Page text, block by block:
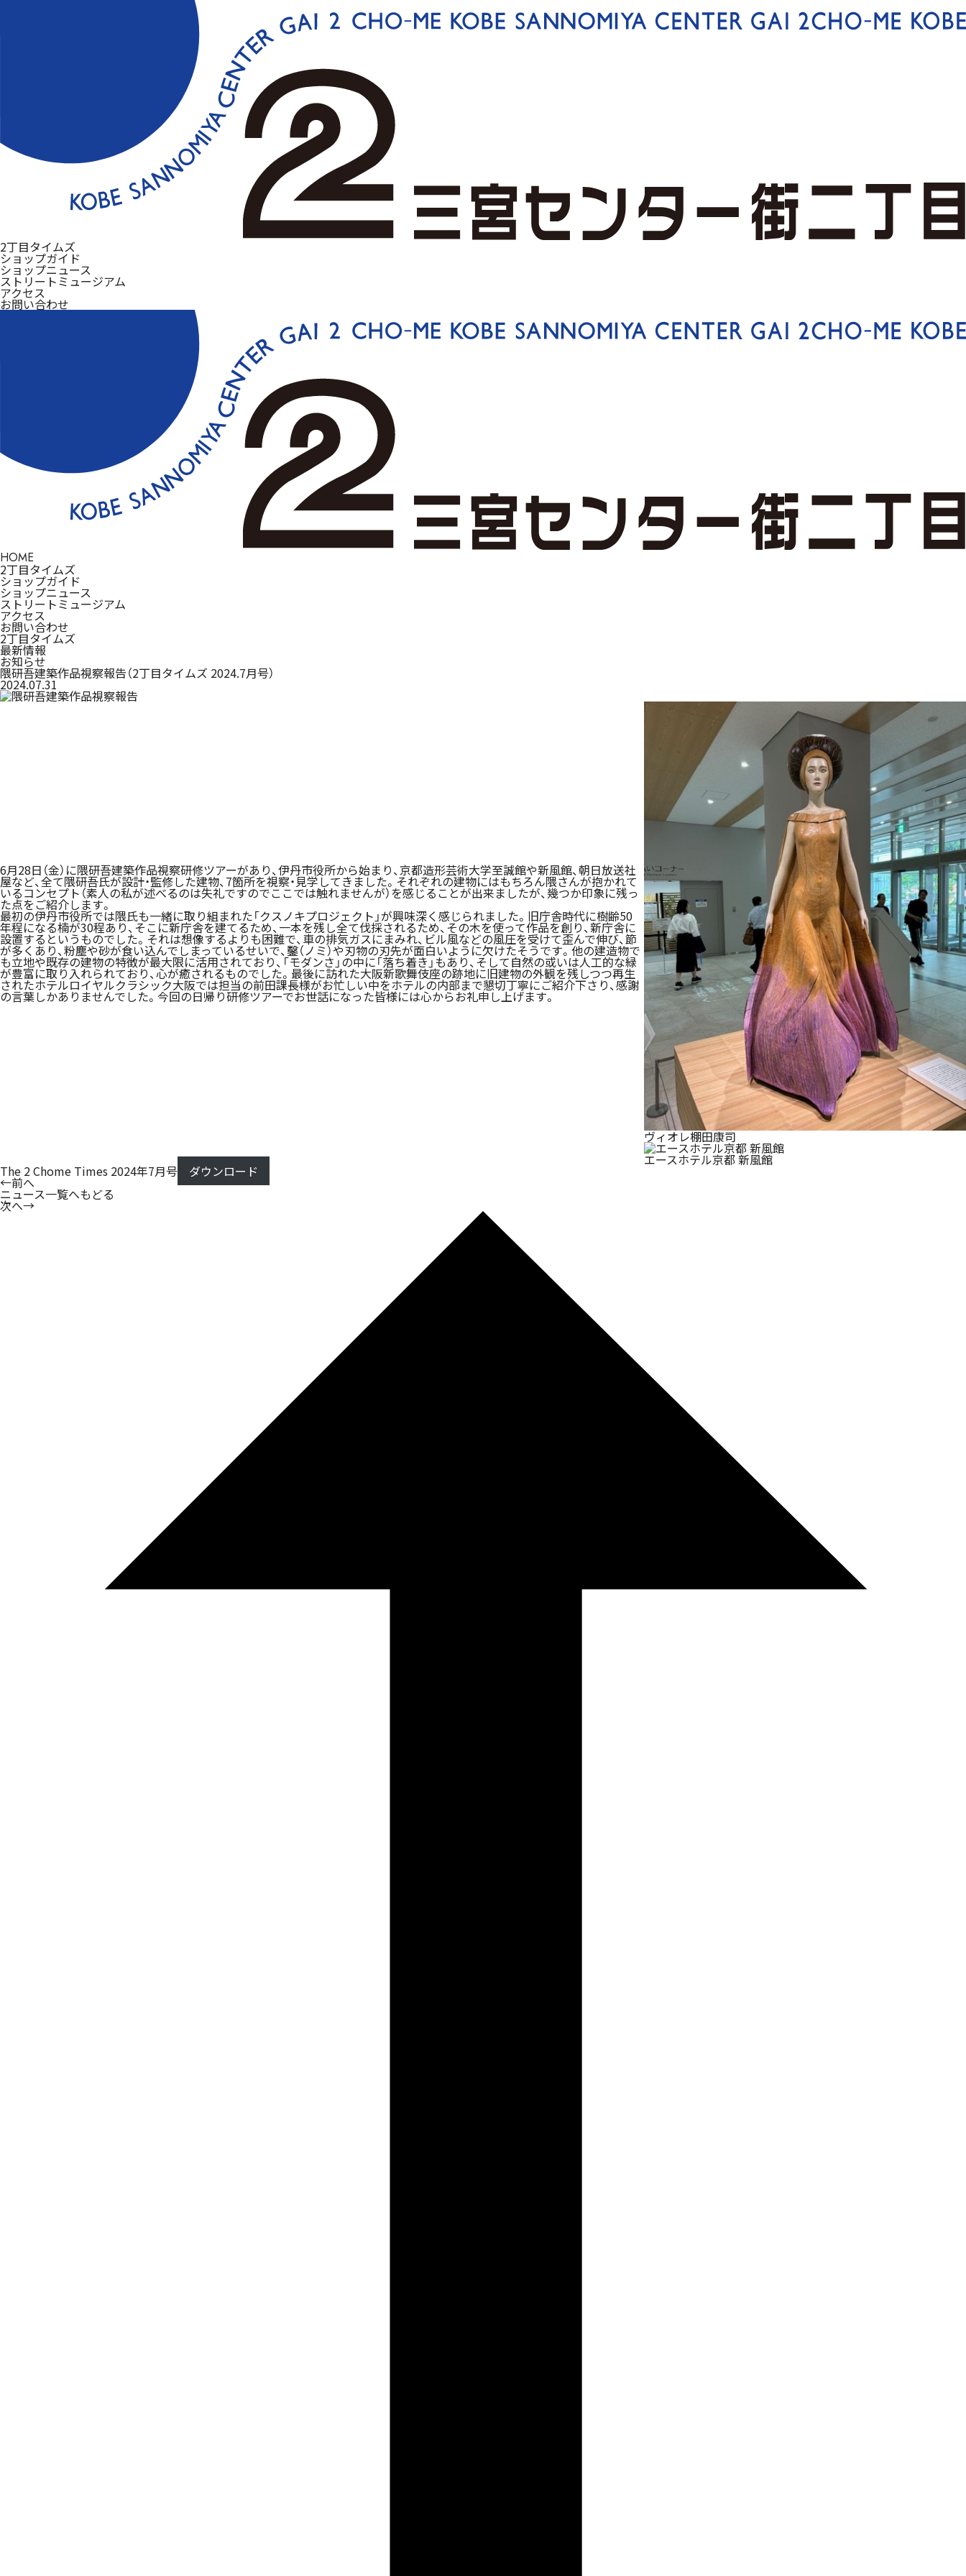
2丁目タイムズ
ショップガイド
ショップニュース
ストリートミュージアム
アクセス
お問い合わせ
HOME
2丁目タイムズ
ショップガイド
ショップニュース
ストリートミュージアム
アクセス
お問い合わせ
2丁目タイムズ
最新情報
お知らせ
隈研吾建築作品視察報告（2丁目タイムズ 2024.7月号）
2024.07.31
6月28日（金）に隈研吾建築作品視察研修ツアーがあり、伊丹市役所から始まり、京都造形芸術大学至誠館や新風館、朝日放送社
屋など、全て隈研吾氏が設計・監修した建物、7箇所を視察・見学してきました。それぞれの建物にはもちろん隈さんが抱かれて
いるコンセプト（素人の私が述べるのは失礼ですのでここでは触れませんが）を感じることが出来ましたが、幾つか印象に残っ
た点をご紹介します。
最初の伊丹市役所では隈氏も一緒に取り組まれた「クスノキプロジェクト」が興味深く感じられました。旧庁舎時代に樹齢50
年程になる楠が30程あり、そこに新庁舎を建てるため、一本を残し全て伐採されるため、その木を使って作品を創り、新庁舎に
設置するというものでした。それは想像するよりも困難で、車の排気ガスにまみれ、ビル風などの風圧を受けて歪んで伸び、節
が多くあり、粉塵や砂が食い込んでしまっているせいで、鑿（ノミ）や刃物の刃先が面白いように欠けたそうです。他の建造物で
も立地や既存の建物の特徴が最大限に活用されており、「モダンさ」の中に「落ち着き」もあり、そして自然の或いは人工的な緑
が豊富に取り入れられており、心が癒されるものでした。最後に訪れた大阪新歌舞伎座の跡地に旧建物の外観を残しつつ再生
されたホテルロイヤルクラシック大阪では担当の前田課長様がお忙しい中をホテルの内部まで懇切丁寧にご紹介下さり、感謝
の言葉しかありませんでした。今回の日帰り研修ツアーでお世話になった皆様には心からお礼申し上げます。
ヴィオレ棚田康司
エースホテル京都 新風館
The 2 Chome Times 2024年7月号 ダウンロード
←前へ
ニュース一覧へもどる
次へ→